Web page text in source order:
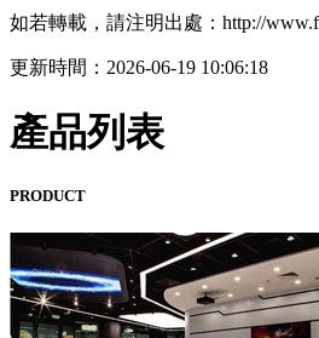
如若轉載，請注明出處：http://
更新時間：2026-06-19 10:06:18
產品列表
PRODUCT